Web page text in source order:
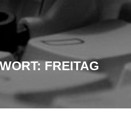
FREITAG